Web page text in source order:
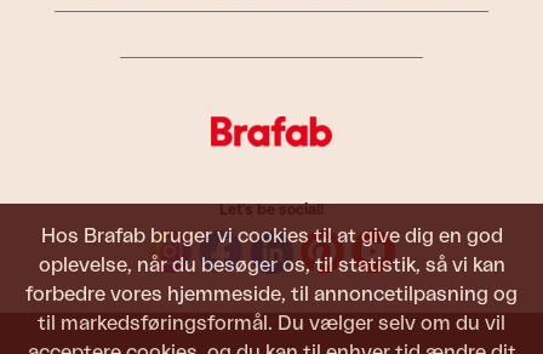
Hos Brafab bruger vi cookies til at give dig en god
oplevelse, når du besøger os, til statistik, så vi kan
forbedre vores hjemmeside, til annoncetilpasning og
til markedsføringsformål. Du vælger selv om du vil
Let's be social!